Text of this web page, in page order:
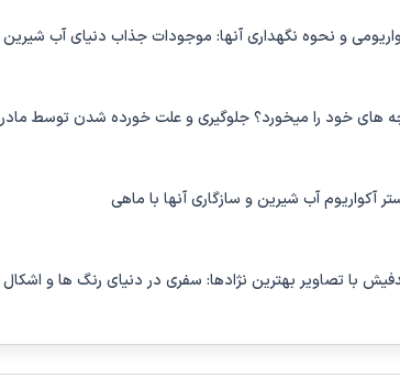
و نحوه نگهداری آنها: موجودات جذاب دنیای آب شیرین
های خود را میخورد؟ جلوگیری و علت خورده شدن توسط مادر
آکواریوم آب شیرین و سازگاری آنها با ماهی
با تصاویر بهترین نژادها: سفری در دنیای رنگ ها و اشکال